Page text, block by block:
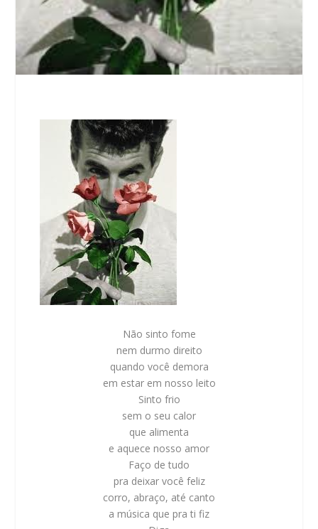
Não sinto fome
nem durmo direito
quando você demora
em estar em nosso leito
Sinto frio
sem o seu calor
que alimenta
e aquece nosso amor
Faço de tudo
pra deixar você feliz
corro, abraço, até canto
a música que pra ti fiz